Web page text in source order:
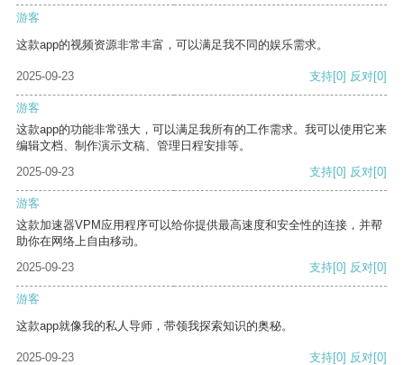
游客
这款app的视频资源非常丰富，可以满足我不同的娱乐需求。
2025-09-23 支持[0] 反对[0]
游客
这款app的功能非常强大，可以满足我所有的工作需求。我可以使用它来
编辑文档、制作演示文稿、管理日程安排等。
2025-09-23
支持[0] 反对[0]
游客
这款加速器VPM应用程序可以给你提供最高速度和安全性的连接，并帮
助你在网络上自由移动。
2025-09-23
支持[0] 反对[0]
游客
这款app就像我的私人导师，带领我探索知识的奥秘。
2025-09-23 支持[0] 反对[0]